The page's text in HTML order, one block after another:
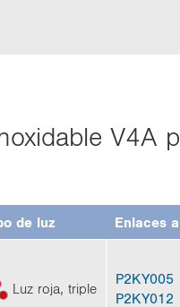
V4A
de luz En­la­ces
Luz roja, tri­ple
P2KY005
P2KY012